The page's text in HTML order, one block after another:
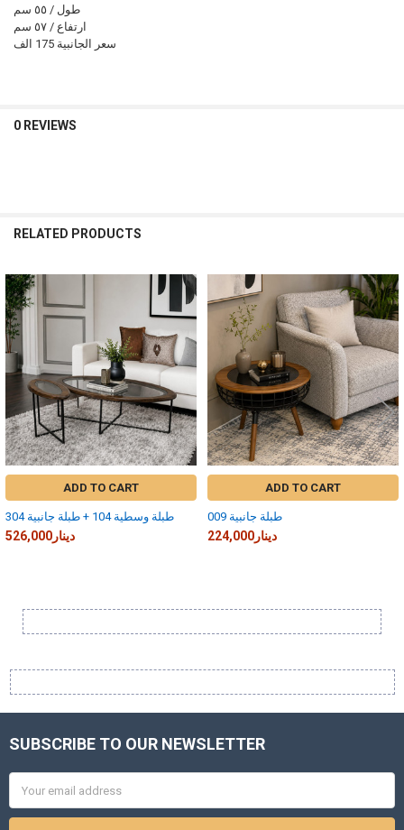
طول / ٥٥ سم
ارتفاع / ٥٧ سم
سعر الجانبية 175 الف
0 REVIEWS
RELATED PRODUCTS
Related
Products
ADD TO CART
طبلة وسطية 104 + طبلة جانبية 304
526,000دينار
ADD TO CART
طبلة جانبية 009
224,000دينار
Footer
SUBSCRIBE TO OUR NEWSLETTER
Address